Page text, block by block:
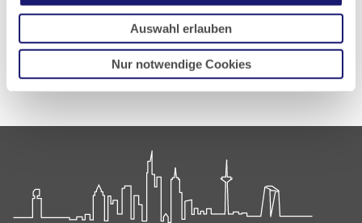
Auswahl erlauben
Nur notwendige Cookies
Zur Übersicht